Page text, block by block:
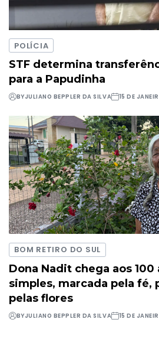
POLÍCIA
STF determina
para a Papudinha
BYJULIANO BEPPLER DA SILVA 15 DE
BOM RETIRO DO SUL
Dona Nadit chega aos 100
simples, marcada pela fé,
pelas flores
BYJULIANO BEPPLER DA SILVA 15 DE